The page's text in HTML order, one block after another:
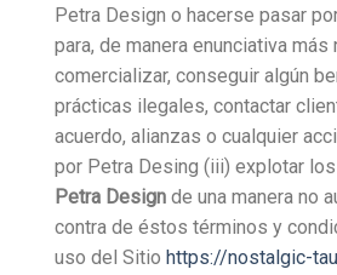
Petra Design o hacerse pasar
para, de manera enunciativa más
comercializar, conseguir algún
prácticas ilegales, contactar
acuerdo, alianzas o cualquier
por Petra Desing (iii) explotar
Petra Design de una manera no
contra de éstos términos y
uso del Sitio https://nostalgic-